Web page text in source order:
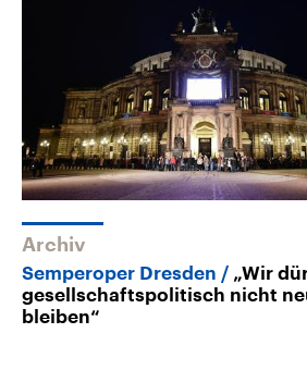
Archiv
Semperoper Dresden
„Wir
gesellschaftspolitisch nicht
bleiben“